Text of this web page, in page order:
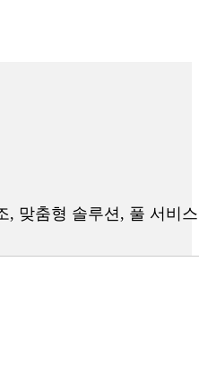
, 맞춤형 솔루션, 풀 서비